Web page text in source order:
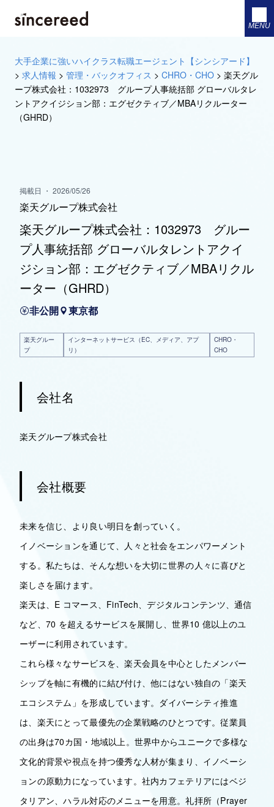
MENU
大手企業に強いハイクラス転職エージェント【シンシアード】
> 求人情報 > 管理・バックオフィス > CHRO・CHO > 楽天グル
ープ株式会社：1032973 グループ人事統括部 グローバルタレ
ントアクイジション部：エグゼクティブ／MBAリクルーター
（GHRD）
掲載日 ・ 2026/05/26
楽天グループ株式会社
楽天グループ株式会社：1032973 グルー
プ人事統括部 グローバルタレントアクイ
ジション部：エグゼクティブ／MBAリクル
ーター（GHRD）
非公開 東京都
楽天グルー
プ
インターネットサービス（EC、メディア、アプ
リ）
CHRO・
CHO
会社名
楽天グループ株式会社
会社概要
未来を信じ、より良い明日を創っていく。
イノベーションを通じて、人々と社会をエンパワーメント
する。私たちは、そんな想いを大切に世界の人々に喜びと
楽しさを届けます。
楽天は、E コマース、FinTech、デジタルコンテンツ、通信
など、70 を超えるサービスを展開し、世界10 億以上のユ
ーザーに利用されています。
これら様々なサービスを、楽天会員を中心としたメンバー
シップを軸に有機的に結び付け、他にはない独自の「楽天
エコシステム」を形成しています。ダイバーシティ推進
は、楽天にとって最優先の企業戦略のひとつです。従業員
の出身は70カ国・地域以上。世界中からユニークで多様な
文化的背景や視点を持つ優秀な人材が集まり、イノベーシ
ョンの原動力になっています。社内カフェテリアにはベジ
タリアン、ハラル対応のメニューを用意。礼拝所（Prayer